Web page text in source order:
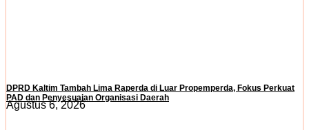
DPRD Kaltim Tambah Lima Raperda di Luar Propemperda, Fokus Perkuat
PAD dan Penyesuaian Organisasi Daerah
Agustus 6, 2026